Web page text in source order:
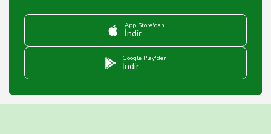
App Store'dan
İndir
Google Play'den
İndir